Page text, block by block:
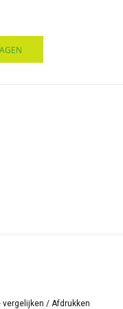
vergelijken / Afdrukken